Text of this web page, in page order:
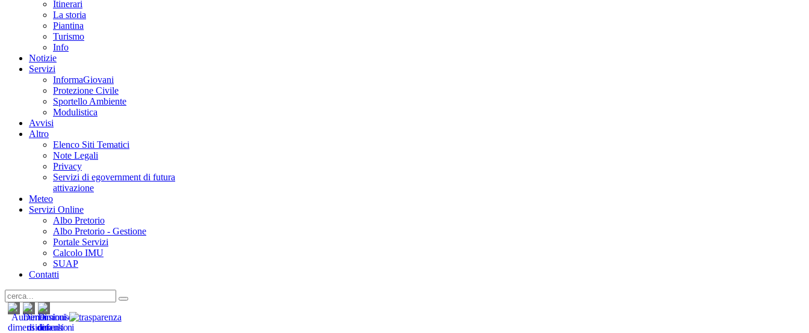
Itinerari
La storia
Piantina
Turismo
Info
Notizie
Servizi
InformaGiovani
Protezione Civile
Sportello Ambiente
Modulistica
Avvisi
Altro
Elenco Siti Tematici
Note Legali
Privacy
Servizi di egovernment di futura
attivazione
Meteo
Servizi Online
Albo Pretorio
Albo Pretorio - Gestione
Portale Servizi
Calcolo IMU
SUAP
Contatti